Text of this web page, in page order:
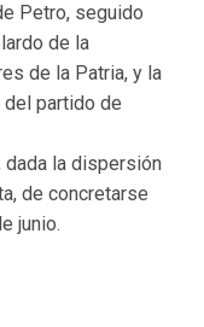
Petro, seguido
de la
de la Patria, y la
del partido de
la dispersión
de concretarse
junio.